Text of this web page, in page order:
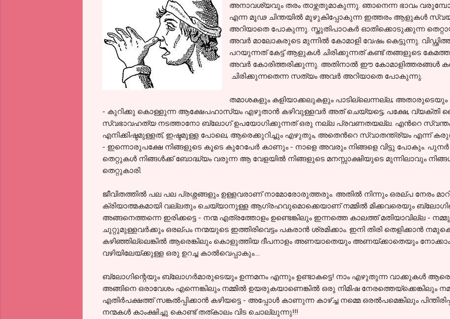
അനാവശ്യവും തരം താഴ്ന്നതുമാകുന്നു. ഞാനെന്ന ഭാവം
എന്ന മൂഢ ചിന്തയില്‍ മുഴുകിപ്പോകുന്ന ഇത്തരം ആളുകള്‍
അറിയാതെ പോകുന്നു. സ്തുതിപാഠകര്‍ ഓതിക്കൊടുക്കുന്ന
അവര്‍ മാലോകരുടെ മുന്നില്‍ കോമാളി വേഷം കെട്ടുന്നു.
പറയുന്നത് കേട്ട് ആളുകള്‍ ചിരിക്കുന്നത് കണ്ട് തങ്ങളുടെ
അവര്‍ കോരിത്തരിക്കുന്നു. അതിനാല്‍ ഈ കോമാളിത്തരങ്ങള്‍
ചിരിക്കുന്നതെന്ന സത്യം അവര്‍ അറിയാതെ പോകുന്നു.
തമാശകളും കളിയാക്കലുകളും പാടില്ലെന്നല്ല; അതാരുടെയും
- കുറിക്കു കൊള്ളുന്ന ആക്ഷേപഹാസ്യം എഴുതാന്‍ കഴിവുള്ളവര്‍ അത് ചെയ്യട്ടെ; പക്ഷേ, വ്യക്തി
സ്വഭാവഹത്യ നടത്താനോ ബ്ലോഗ്‌ ഉപയോഗിക്കുന്നത് ഒരു നല്ല പ്രവണതയല്ല. എന്‍റെ
എനിക്കിഷ്ടമുള്ളത്, ഇഷ്ടമുള്ള പോലെ, ആരെക്കുറിച്ചും എഴുതും, അതെന്‍റെ സ്വാതന്ത്ര്യം എന്ന്‍
- ഇന്നൊരുപക്ഷേ നിങ്ങളുടെ കൂടെ കുറേപേര്‍ കാണും - നാളെ അവരും നിങ്ങളെ വിട്ടു പോകും. പുനര്‍
തെറ്റുകള്‍ നിങ്ങള്‍ക്ക് ബോദ്ധ്യം വരുന്ന ആ വേളയില്‍ നിങ്ങളുടെ മനസ്സാക്ഷിയുടെ മുന്നിലാവും
തെറ്റുകാരി.
ജീവിതത്തില്‍ പല പല പ്രശ്നങ്ങളും ഉള്ളവരാണ് നാമോരോരുത്തരും. അതില്‍ നിന്നും ഒരല്പ നേരം
ക്രിയാത്മകമായി വല്ലതും ചെയ്യാനുള്ള ആഗ്രഹവുമൊക്കെയാണ് നമ്മില്‍ മിക്കവരെയും
അങ്ങനെത്തന്നെ ഇരിക്കട്ടെ - നന്മ എത്രത്തോളം ഉണ്ടെങ്കിലും ഇന്നത്തെ കാലത്ത് മതിയാവില്ല -
ചുറ്റുമുള്ളവര്‍ക്കും ഒരല്പം നന്മയുടെ ഇത്തിരിവെട്ടം പകരാന്‍ ശ്രമിക്കാം. ഇനി തിരി തെളിക്കാന്‍
കഴിഞ്ഞില്ലെങ്കില്‍ ആരെങ്കിലും കൊളുത്തിയ ദീപനാളം അണയാതെയും അണയ്ക്കാതെയും
വഴിയിലേയ്ക്കുള്ള ഒരു ഉറച്ച കാല്‍വെപ്പാകും....
ബ്ലോഗിന്റെയും ബ്ലോഗര്‍മാരുടെയും ഉന്നമനം എന്നും ഉണ്ടാകട്ടെ! നാം എഴുതുന്ന വാക്കുകള്‍ ആരെയും
അങ്ങിനെ ഒരാവേശം എന്നെങ്കിലും നമ്മില്‍ ഉയരുകയാണെങ്കില്‍ ഒരു നിമിഷ നേരത്തെയ്ക്കെങ്കിലും
എതിര്‍പക്ഷത്ത് സങ്കല്‍പ്പിക്കാന്‍ കഴിയട്ടെ - അപ്പോള്‍ കാണുന്ന കാഴ്ച്ച നമ്മെ ഒരല്‍പമെങ്കിലും
നന്മകള്‍ കാംക്ഷിച്ചു കൊണ്ട് തത്കാലം വിട ചൊല്ലുന്നു!!!